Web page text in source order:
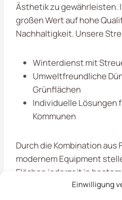
Einwilligung
Ästhetik zu gewährleisten.
großen Wert auf hohe
Nachhaltigkeit. Unsere
Winterdienst mit
Umweltfreundliche
Grünflächen
Individuelle Lösungen
Kommunen
Durch die Kombination aus
modernem Equipment
Flächen jederzeit in
Vertrauen Sie auf unsere